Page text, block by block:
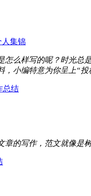
人集锦
怎么样写的呢？时光总
，小编特意为你呈上“
总结
章的写作，范文就像是